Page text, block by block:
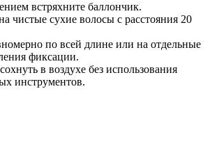
встряхните баллончик.
чистые сухие волосы с расстояния 20
по всей длине или на отдельные
фиксации.
в воздухе без использования
инструментов.